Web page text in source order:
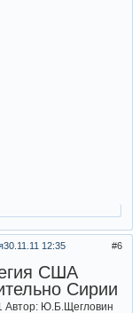
6
30.11.11 12:35
США
Сирии
Автор: Ю.Б.Щегловин